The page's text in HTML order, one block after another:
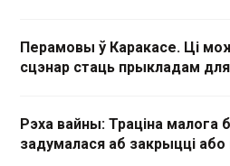
Перамовы ў Каракасе. Ці
сцэнар стаць прыкладам для
Рэха вайны: Траціна малога
задумалася аб закрыцці